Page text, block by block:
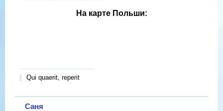
На карте Польши:
Qui quaerit, reperit
Саня